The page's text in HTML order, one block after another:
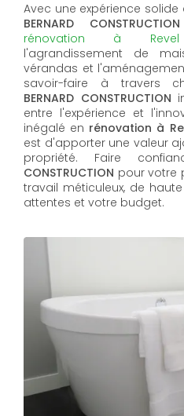
Avec une expérience solide
BERNARD CONSTRUCTION
rénovation à
l'agrandissement de
vérandas et
savoir-faire à travers
BERNARD CONSTRUCTION
entre l'expérience et
inégalé en rénovation à
est d'apporter une valeur
propriété. Faire
CONSTRUCTION pour votre
travail méticuleux, de
attentes et votre budget.